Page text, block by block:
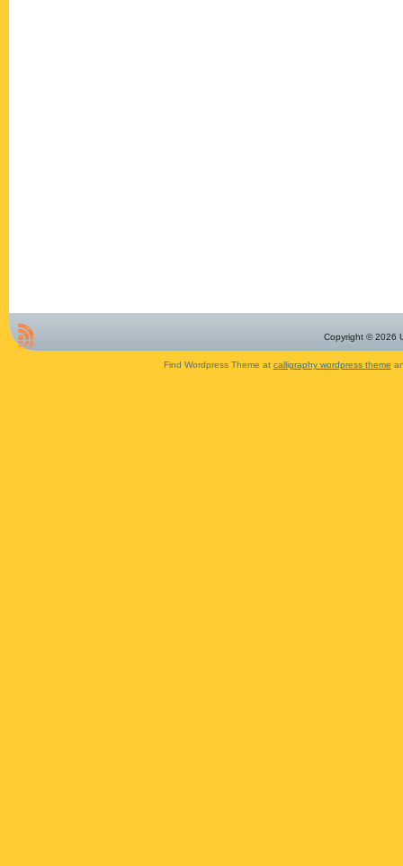
Copyright © 2026
Find Wordpress Theme at calligraphy wordpress theme